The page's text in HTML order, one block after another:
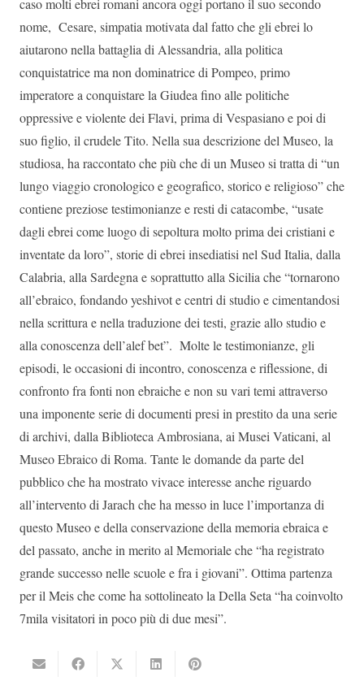
caso molti ebrei romani ancora oggi portano il suo secondo
nome, Cesare, simpatia motivata dal fatto che gli ebrei lo
aiutarono nella battaglia di Alessandria, alla politica
conquistatrice ma non dominatrice di Pompeo, primo
imperatore a conquistare la Giudea fino alle politiche
oppressive e violente dei Flavi, prima di Vespasiano e poi di
suo figlio, il crudele Tito. Nella sua descrizione del Museo, la
studiosa, ha raccontato che più che di un Museo si tratta di “un
lungo viaggio cronologico e geografico, storico e religioso” che
contiene preziose testimonianze e resti di catacombe, “usate
dagli ebrei come luogo di sepoltura molto prima dei cristiani e
inventate da loro”, storie di ebrei insediatisi nel Sud Italia, dalla
Calabria, alla Sardegna e soprattutto alla Sicilia che “tornarono
all’ebraico, fondando yeshivot e centri di studio e cimentandosi
nella scrittura e nella traduzione dei testi, grazie allo studio e
alla conoscenza dell’alef bet”. Molte le testimonianze, gli
episodi, le occasioni di incontro, conoscenza e riflessione, di
confronto fra fonti non ebraiche e non su vari temi attraverso
una imponente serie di documenti presi in prestito da una serie
di archivi, dalla Biblioteca Ambrosiana, ai Musei Vaticani, al
Museo Ebraico di Roma. Tante le domande da parte del
pubblico che ha mostrato vivace interesse anche riguardo
all’intervento di Jarach che ha messo in luce l’importanza di
questo Museo e della conservazione della memoria ebraica e
del passato, anche in merito al Memoriale che “ha registrato
grande successo nelle scuole e fra i giovani”. Ottima partenza
per il Meis che come ha sottolineato la Della Seta “ha coinvolto
7mila visitatori in poco più di due mesi”.